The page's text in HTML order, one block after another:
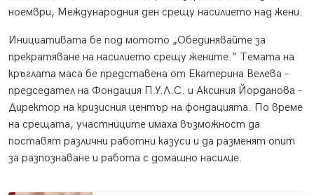
ноември, Международния ден срещу насилието над жени.
Инициативата бе под мотото „Обединявайте за
прекратяване на насилието срещу жените.” Темата на
кръглата маса бе представена от Екатерина Велева –
председател на Фондация П.У.Л.С. и Аксиния Йорданова –
Директор на кризисния център на фондацията. По време
на срещата, участниците имаха възможност да
поставят различни работни казуси и да разменят опит
за разпознаване и работа с домашно насилие.